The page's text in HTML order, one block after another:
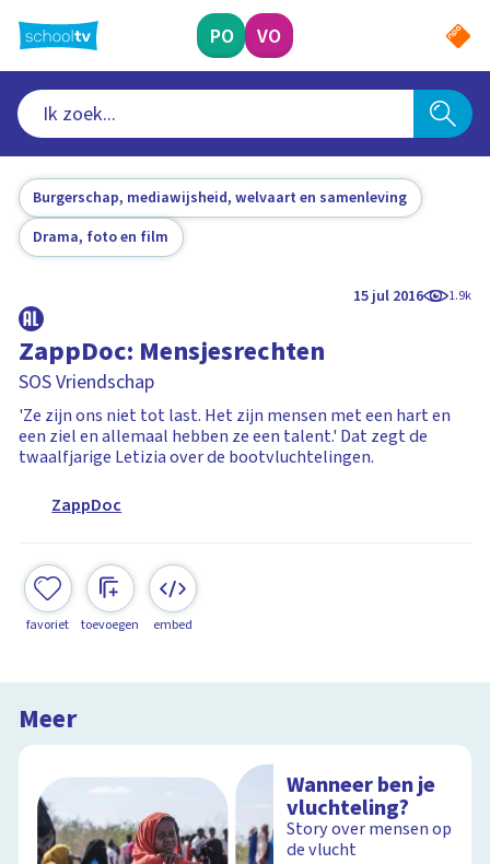
naar
hoofdinhoud
PO VO
Burgerschap, mediawijsheid, welvaart en samenleving
Drama, foto en film
15 jul 2016 1.9k
ZappDoc: Mensjesrechten
SOS Vriendschap
'Ze zijn ons niet tot last. Het zijn mensen met een hart en
een ziel en allemaal hebben ze een talent.' Dat zegt de
twaalfjarige Letizia over de bootvluchtelingen.
ZappDoc
favoriet toevoegen embed
Meer
Wanneer ben je
vluchteling?
Story over mensen op
de vlucht